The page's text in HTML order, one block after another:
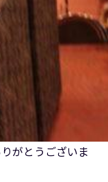
がとうございま